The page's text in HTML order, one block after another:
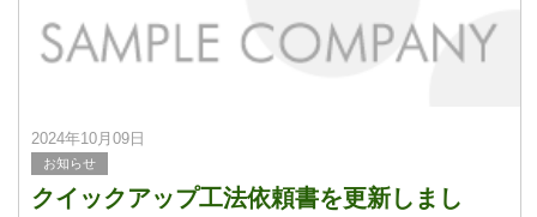
2024年10月09日
お知らせ
クイックアップ工法依頼書を更新しまし